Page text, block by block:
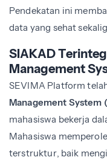
Pendekatan ini
data yang sehat
SIAKAD
Management
SEVIMA Platform
Management System
mahasiswa bekerja
Mahasiswa
terstruktur, baik